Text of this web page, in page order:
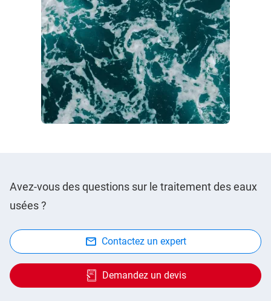
Avez-vous des questions sur le traitement des eaux
usées ?
Contactez un expert
Demandez un devis